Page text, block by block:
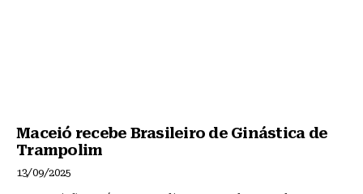
Maceió recebe Brasileiro de Ginástica de
Trampolim
13/09/2025